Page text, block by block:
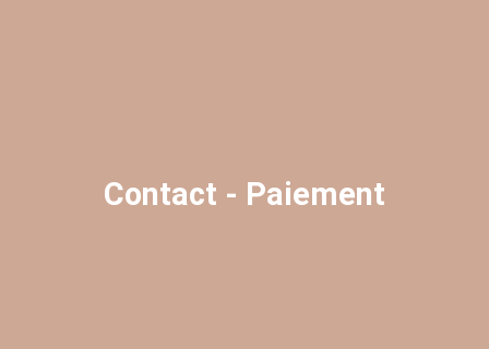
Contact - Paiement